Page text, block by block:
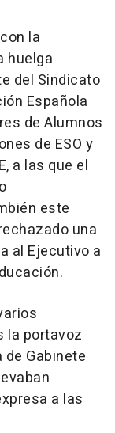
la
huelga
del Sindicato
Española
de Alumnos
de ESO y
a las que el
este
una
al Ejecutivo a
la portavoz
Gabinete
a las